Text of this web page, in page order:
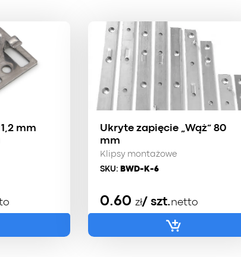
mm
Ukryte zapięcie „Wąż” 80
mm
Klipsy montażowe
SKU: BWD-K-6
0.60 zł/ szt.netto